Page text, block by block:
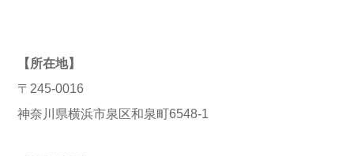
【所在地】
〒245-0016
神奈川県横浜市泉区和泉町6548-1